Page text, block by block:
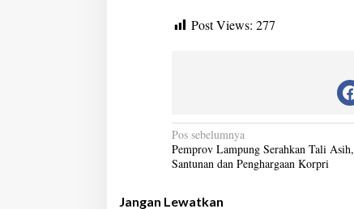
Post Views: 277
N
a
Pos sebelumnya
Pemprov Lampung Serahkan Tali Asih,
Santunan dan Penghargaan Korpri
Jangan Lewatkan